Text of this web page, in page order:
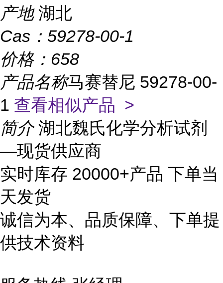
产地 湖北
Cas： 59278-00-1
价格： 658
产品名称马赛替尼 59278-00-
1 查看相似产品 >
简介 湖北魏氏化学分析试剂
—现货供应商
实时库存 20000+产品 下单当
天发货
诚信为本、品质保障、下单提
供技术资料